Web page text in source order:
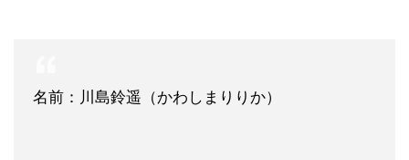
名前：川島鈴遥（かわしまりりか）